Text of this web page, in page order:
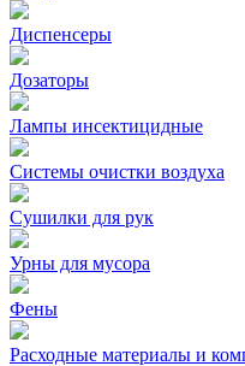
Диспенсеры
Дозаторы
Лампы инсектицидные
Системы очистки воздуха
Сушилки для рук
Урны для мусора
Фены
Расходные материалы и